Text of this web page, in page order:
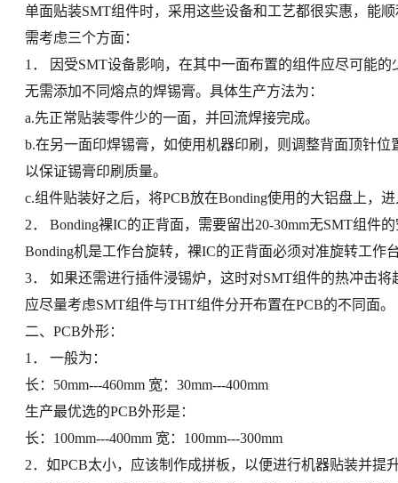
单面贴装SMT组件时，采用这些设备和工艺都很实惠，能
需考虑三个方面：
1． 因受SMT设备影响，在其中一面布置的组件应尽可能
无需添加不同熔点的焊锡膏。具体生产方法为：
a.先正常贴装零件少的一面，并回流焊接完成。
b.在另一面印焊锡膏，如使用机器印刷，则调整背面顶针
以保证锡膏印刷质量。
c.组件贴装好之后，将PCB放在Bonding使用的大铝盘上，
2． Bonding裸IC的正背面，需要留出20-30mm无SMT组件
Bonding机是工作台旋转，裸IC的正背面必须对准旋转工作
3． 如果还需进行插件浸锡炉，这时对SMT组件的热冲击
应尽量考虑SMT组件与THT组件分开布置在PCB的不同面。
二、PCB外形：
1． 一般为：
长：50mm---460mm 宽：30mm---400mm
生产最优选的PCB外形是：
长：100mm---400mm 宽：100mm---300mm
2．如PCB太小，应该制作成拼板，以便进行机器贴装并